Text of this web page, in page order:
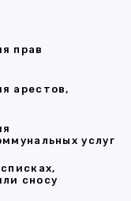
прав
арестов,
услуг
сносу